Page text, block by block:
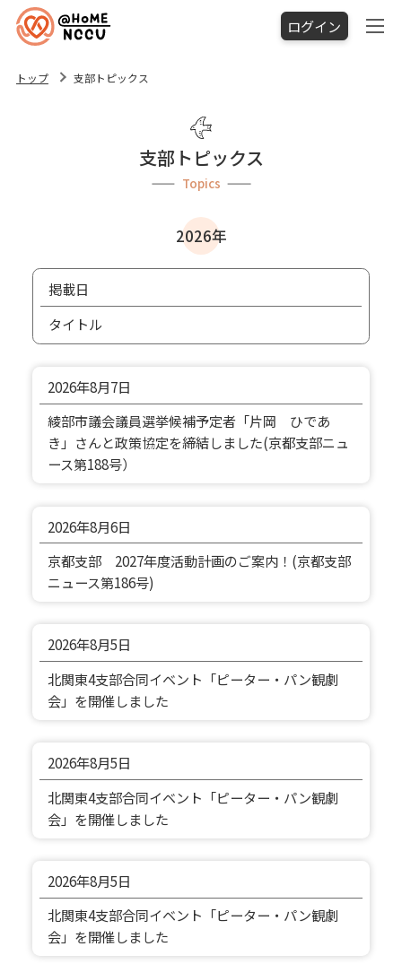
ログイン
トップ 支部トピックス
支部トピックス
Topics
2026年
掲載日
タイトル
2026年8月7日
綾部市議会議員選挙候補予定者「片岡 ひであ
き」さんと政策協定を締結しました(京都支部ニュ
ース第188号）
2026年8月6日
京都支部 2027年度活動計画のご案内！(京都支部
ニュース第186号)
2026年8月5日
北関東4支部合同イベント「ピーター・パン観劇
会」を開催しました
2026年8月5日
北関東4支部合同イベント「ピーター・パン観劇
会」を開催しました
2026年8月5日
北関東4支部合同イベント「ピーター・パン観劇
会」を開催しました